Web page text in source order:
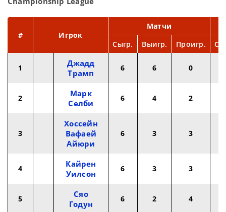
# Игрок
Матчи
Сыгр.
Выигр. Проигр.
1
Джадд
Трамп
6 6 0
2
Марк
Селби
6 4 2
3
Хоссейн
Вафаей
Айюри
6 3 3
4
Кайрен
Уилсон
6 3 3
5
Сяо
Годун
6 2 4